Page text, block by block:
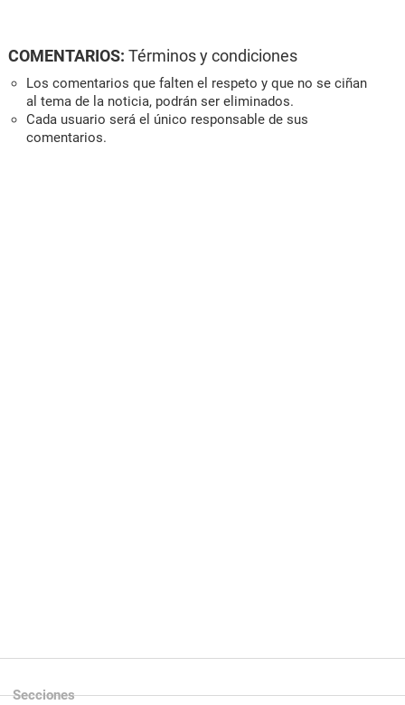
COMENTARIOS: Términos y condiciones
Los comentarios que falten el respeto y que no se ciñan
al tema de la noticia, podrán ser eliminados.
Cada usuario será el único responsable de sus
comentarios.
Secciones